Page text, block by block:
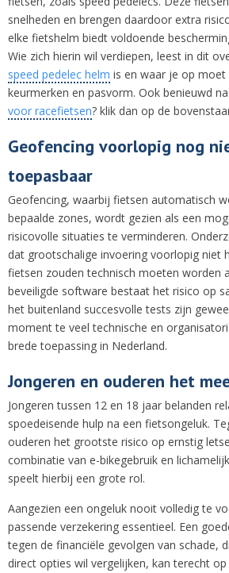
snelheden en brengen daardoor extra
elke fietshelm biedt voldoende
Wie zich hierin wil verdiepen, leest in dit
speed pedelec helm is en waar je op moet
keurmerken en pasvorm. Ook benieuwd
voor racefietsen? klik dan op de
Geofencing voorlopig nog
toepasbaar
Geofencing, waarbij fietsen automatisch
bepaalde zones, wordt gezien als een
risicovolle situaties te verminderen.
dat grootschalige invoering voorlopig niet
fietsen zouden technisch moeten worden
beveiligde software bestaat het risico op
het buitenland succesvolle tests zijn
moment te veel technische en
brede toepassing in Nederland.
Jongeren en ouderen het
Jongeren tussen 12 en 18 jaar belanden
spoedeisende hulp na een fietsongeluk.
ouderen het grootste risico op ernstig
combinatie van e-bikegebruik en
speelt hierbij een grote rol.
Aangezien een ongeluk nooit volledig te
passende verzekering essentieel. Een
tegen de financiële gevolgen van schade,
direct opties wil vergelijken, kan terecht op